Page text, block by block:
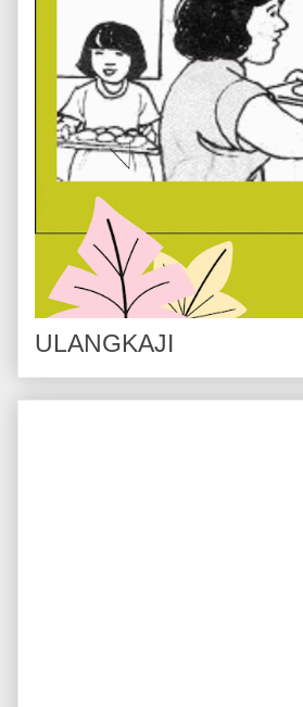
ULANGKAJI